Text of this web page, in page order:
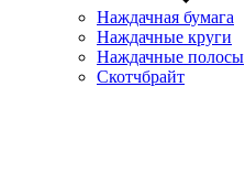
Наждачная бумага
Наждачные круги
Наждачные полосы
Скотчбрайт